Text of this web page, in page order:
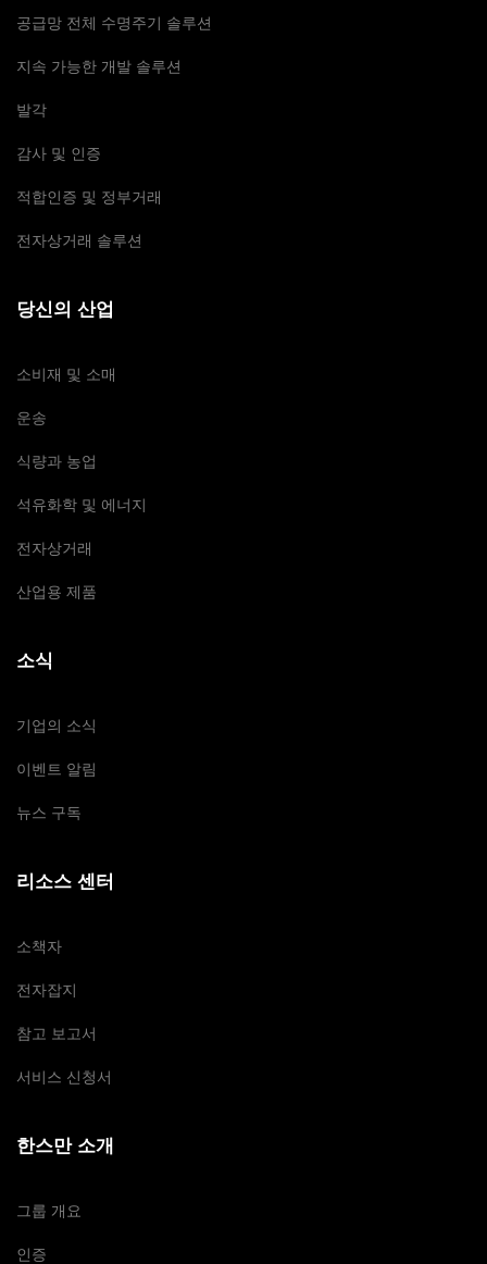
공급망 전체 수명주기 솔루션
지속 가능한 개발 솔루션
발각
감사 및 인증
적합인증 및 정부거래
전자상거래 솔루션
당신의 산업
소비재 및 소매
운송
식량과 농업
석유화학 및 에너지
전자상거래
산업용 제품
소식
기업의 소식
이벤트 알림
뉴스 구독
리소스 센터
소책자
전자잡지
참고 보고서
서비스 신청서
한스만 소개
그룹 개요
인증